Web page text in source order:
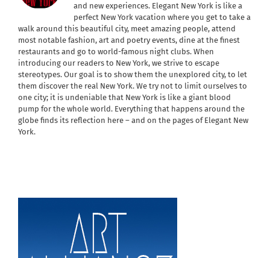
and new experiences. Elegant New York is like a
perfect New York vacation where you get to take a
walk around this beautiful city, meet amazing people, attend
most notable fashion, art and poetry events, dine at the finest
restaurants and go to world-famous night clubs. When
introducing our readers to New York, we strive to escape
stereotypes. Our goal is to show them the unexplored city, to let
them discover the real New York. We try not to limit ourselves to
one city; it is undeniable that New York is like a giant blood
pump for the whole world. Everything that happens around the
globe finds its reflection here – and on the pages of Elegant New
York.